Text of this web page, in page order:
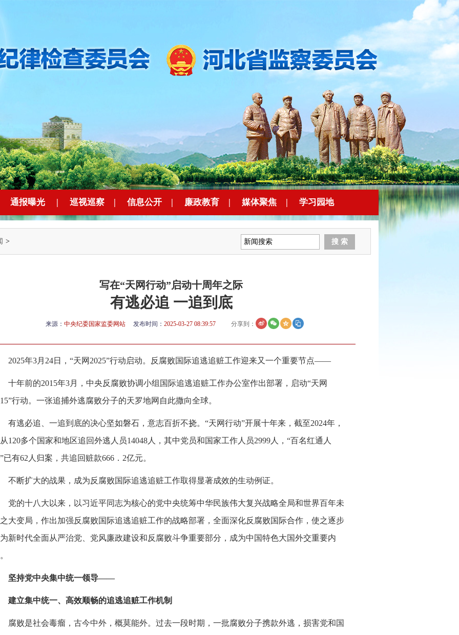
通报曝光 | 巡视巡察 | 信息公开 | 廉政教育 | 媒体聚焦 | 学习园地
>
写在“天网行动”启动十周年之际
有逃必追 一追到底
来源： 中央纪委国家监委网站 发布时间： 2025-03-27 08:39:57 分享到：
2025年3月24日，“天网2025”行动启动。反腐败国际追逃追赃工作迎来又一个重要节点——
十年前的2015年3月，中央反腐败协调小组国际追逃追赃工作办公室作出部署，启动“天网
行动。一张追捕外逃腐败分子的天罗地网自此撒向全球。
有逃必追、一追到底的决心坚如磐石，意志百折不挠。“天网行动”开展十年来，截至2024年，
120多个国家和地区追回外逃人员14048人，其中党员和国家工作人员2999人，“百名红通人
已有62人归案，共追回赃款666．2亿元。
不断扩大的战果，成为反腐败国际追逃追赃工作取得显著成效的生动例证。
党的十八大以来，以习近平同志为核心的党中央统筹中华民族伟大复兴战略全局和世界百年未
大变局，作出加强反腐败国际追逃追赃工作的战略部署，全面深化反腐败国际合作，使之逐步
新时代全面从严治党、党风廉政建设和反腐败斗争重要部分，成为中国特色大国外交重要内
坚持党中央集中统一领导——
建立集中统一、高效顺畅的追逃追赃工作机制
腐败是社会毒瘤，古今中外，概莫能外。过去一段时期，一批腐败分子携款外逃，损害党和国